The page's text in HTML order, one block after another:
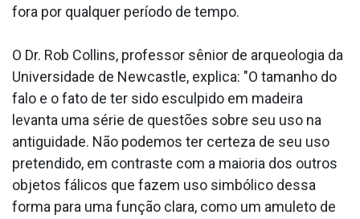
fora por qualquer período de tempo.
O Dr. Rob Collins, professor sênior de arqueologia da
Universidade de Newcastle, explica: "O tamanho do
falo e o fato de ter sido esculpido em madeira
levanta uma série de questões sobre seu uso na
antiguidade. Não podemos ter certeza de seu uso
pretendido, em contraste com a maioria dos outros
objetos fálicos que fazem uso simbólico dessa
forma para uma função clara, como um amuleto de